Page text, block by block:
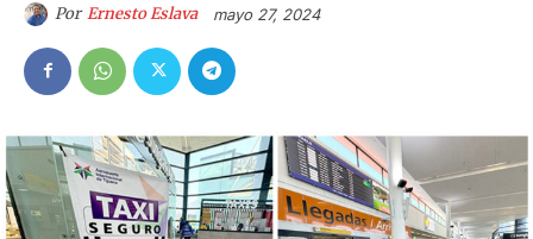
Por Ernesto Eslava mayo 27, 2024